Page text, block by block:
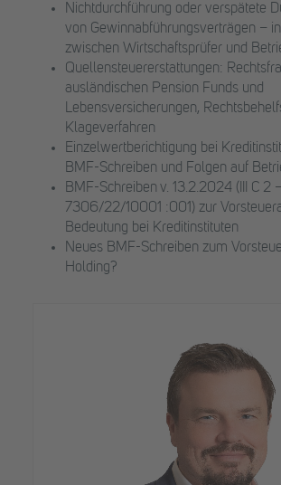
Nichtdurchführung oder verspätete
von Gewinnabführungsverträgen –
zwischen Wirtschaftsprüfer und
Quellensteuererstattungen:
ausländischen Pension Funds und
Lebensversicherungen,
Klageverfahren
Einzelwertberichtigung bei
BMF-Schreiben und Folgen auf
BMF-Schreiben v. 13.2.2024 (III C 2
7306/22/10001 :001) zur
Bedeutung bei Kreditinstituten
Neues BMF-Schreiben zum
Holding?